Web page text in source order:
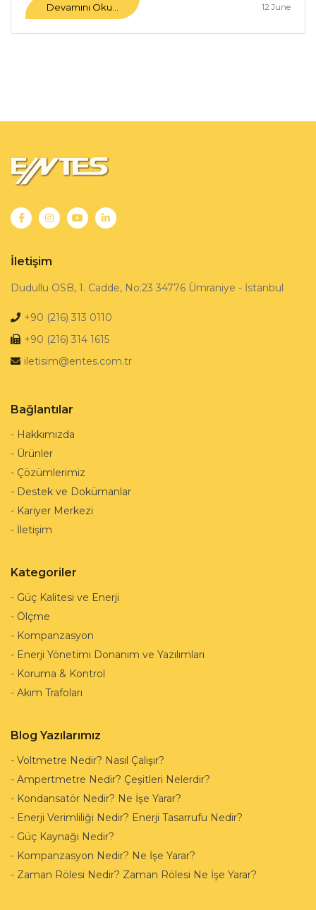
Devamını Oku... 12 June
İletişim
Dudullu OSB, 1. Cadde, No:23 34776 Ümraniye - İstanbul
+90 (216) 313 0110
+90 (216) 314 1615
iletisim@entes.com.tr
Bağlantılar
- Hakkımızda
- Ürünler
- Çözümlerimiz
- Destek ve Dokümanlar
- Kariyer Merkezi
- İletişim
Kategoriler
- Güç Kalitesi ve Enerji
- Ölçme
- Kompanzasyon
- Enerji Yönetimi Donanım ve Yazılımları
- Koruma & Kontrol
- Akım Trafoları
Blog Yazılarımız
- Voltmetre Nedir? Nasıl Çalışır?
- Ampertmetre Nedir? Çeşitleri Nelerdir?
- Kondansatör Nedir? Ne İşe Yarar?
- Enerji Verimliliği Nedir? Enerji Tasarrufu Nedir?
- Güç Kaynağı Nedir?
- Kompanzasyon Nedir? Ne İşe Yarar?
- Zaman Rölesi Nedir? Zaman Rölesi Ne İşe Yarar?